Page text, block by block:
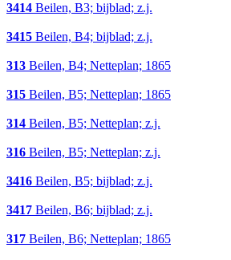
3414 Beilen, B3; bijblad; z.j.
3415 Beilen, B4; bijblad; z.j.
313 Beilen, B4; Netteplan; 1865
315 Beilen, B5; Netteplan; 1865
314 Beilen, B5; Netteplan; z.j.
316 Beilen, B5; Netteplan; z.j.
3416 Beilen, B5; bijblad; z.j.
3417 Beilen, B6; bijblad; z.j.
317 Beilen, B6; Netteplan; 1865